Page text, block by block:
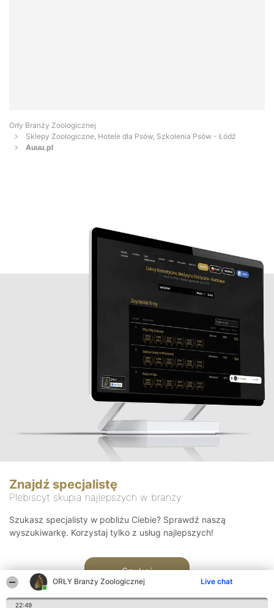
ORŁY Branży Zoologicznej Live chat
22:49
Orły Branży Zoologicznej
Sklepy Zoologiczne, Hotele dla Psów, Szkolenia Psów - Łódź
Auuu.pl
Znajdź specjalistę
Plebiscyt skupia najlepszych w branży
Szukasz specjalisty w pobliżu Ciebie? Sprawdź naszą
wyszukiwarkę. Korzystaj tylko z usług najlepszych!
Szukaj